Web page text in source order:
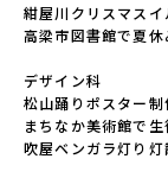
紺屋川クリスマス
高梁市図書館で夏
デザイン科
松山踊りポスター
まちなか美術館で
吹屋ベンガラ灯り